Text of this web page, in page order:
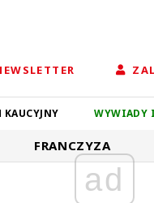
KAUCYJNY WYWIADY
FRANCZYZA
ad